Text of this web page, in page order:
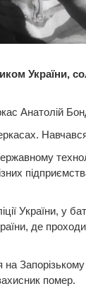
України,
Анатолій
України, у
де
помер.